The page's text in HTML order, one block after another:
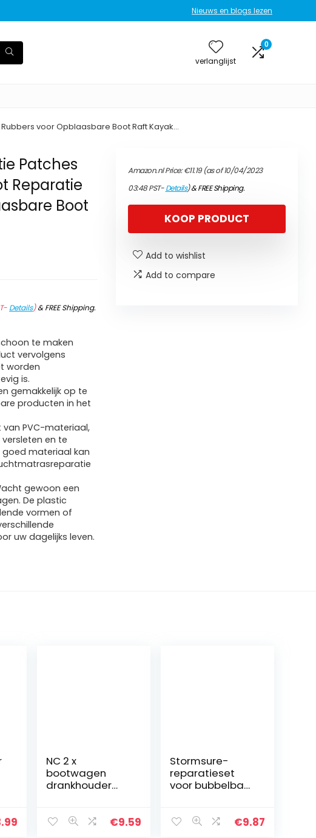
Nieuws en blogs lezen
verlanglijst
0
voor Opblaasbare Boot Raft Kayak…
Patches
Reparatie
Boot
Details)&FREE Shipping.
te maken
vervolgens
worden
is.
gemakkelijk op te
producten in het
PVC-materiaal,
en te
goed materiaal kan
gewoon een
De plastic
vormen of
uw dagelijks leven.
Amazon.nl Price:€11.19(as of 10/04/2023
03:48 PST-Details)&FREE Shipping.
KOOP PRODUCT
Add to wishlist
Add to compare
NC 2 x
bootwagen
drankhouder
SUV,
€9.59
Stormsure-
reparatieset
voor bubbelbad,
€9.87